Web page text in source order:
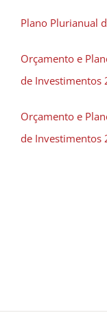
Plano Plurianual
Orçamento e
de Investimentos
Orçamento e
de Investimentos